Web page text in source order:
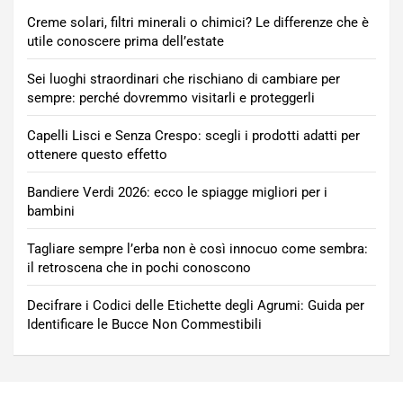
Creme solari, filtri minerali o chimici? Le differenze che è
utile conoscere prima dell’estate
Sei luoghi straordinari che rischiano di cambiare per
sempre: perché dovremmo visitarli e proteggerli
Capelli Lisci e Senza Crespo: scegli i prodotti adatti per
ottenere questo effetto
Bandiere Verdi 2026: ecco le spiagge migliori per i
bambini
Tagliare sempre l’erba non è così innocuo come sembra:
il retroscena che in pochi conoscono
Decifrare i Codici delle Etichette degli Agrumi: Guida per
Identificare le Bucce Non Commestibili